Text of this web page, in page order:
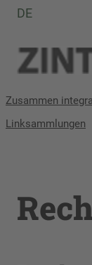
DE
Linksammlungen